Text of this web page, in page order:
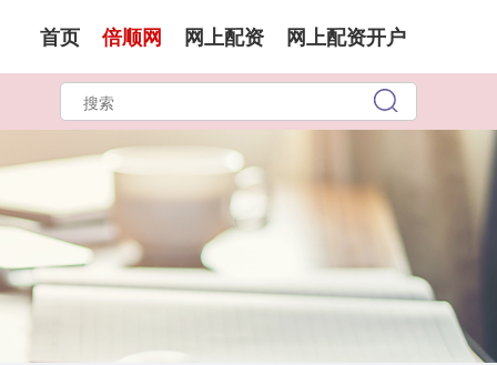
首页 倍顺网 网上配资 网上配资开户